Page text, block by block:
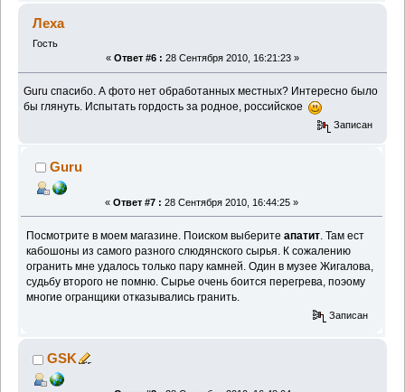
Леха
Гость
« Ответ #6 : 28 Сентября 2010, 16:21:23 »
Guru спасибо. А фото нет обработанных местных? Интересно было
бы глянуть. Испытать гордость за родное, российское
Записан
Guru
« Ответ #7 : 28 Сентября 2010, 16:44:25 »
Посмотрите в моем магазине. Поиском выберитеапатит . Там ест
кабошоны из самого разного слюдянского сырья. К сожалению
огранить мне удалось только пару камней. Один в музее Жигалова,
судьбу второго не помню. Сырье очень боится перегрева, поэому
многие огранщики отказывались гранить.
Записан
GSK